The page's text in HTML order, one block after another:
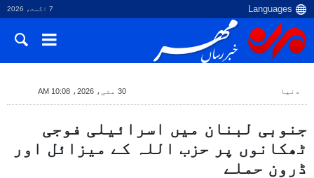
7 اگست، 2026
دنیا 30 مئی، 2026، 10:08 AM
جنوبی لبنان میں اسرائیلی فوجی
ٹھکانوں پر حزب اللہ کے میزائل اور
ڈرون حملے